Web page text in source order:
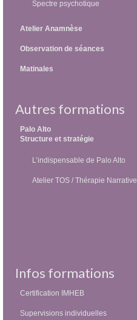
Spectre psychotique
Atelier Anamnèse
Observation de séances
Matinales
Autres formations
Palo Alto
Structure et stratégie
L’indispensable de Palo Alto
Atelier TOS / Thérapie Narrative
Infos formations
Certification IMHEB
Supervisions individuelles